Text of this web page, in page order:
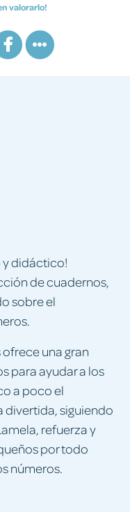
valorarlo!
y didáctico!
de cuadernos,
sobre el
una gran
para ayudar a los
a poco el
siguiendo
refuerza y
por todo
números.